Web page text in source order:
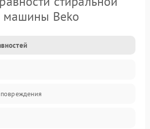
машины Beko